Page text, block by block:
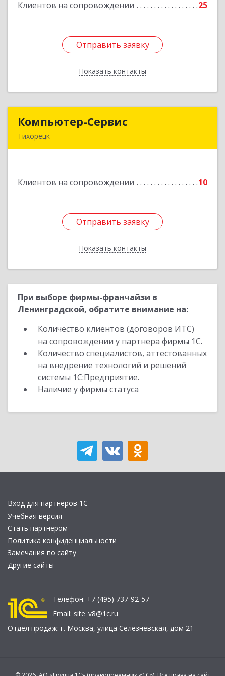
Клиентов на сопровождении 25
Отправить заявку
Показать контакты
Подробнее
Отправить заявку
Назад
Компьютер-Сервис
Тихорецк
Клиентов на сопровождении 10
Отправить заявку
Показать контакты
Компьютер-Сервис
Подробнее
Отправить заявку
Назад
При выборе фирмы-франчайзи в
Ленинградской, обратите внимание на:
Количество клиентов (договоров ИТС)
на сопровождении у партнера фирмы 1С.
Количество специалистов, аттестованных
на внедрение технологий и решений
системы 1С:Предприятие.
Наличие у фирмы статуса
Вход для партнеров 1С
Учебная версия
Стать партнером
Политика конфиденциальности
Замечания по сайту
Другие сайты
Телефон: +7 (495) 737-92-57
Email: site_v8@1c.ru
Отдел продаж: г. Москва, улица Селезнёвская, дом 21